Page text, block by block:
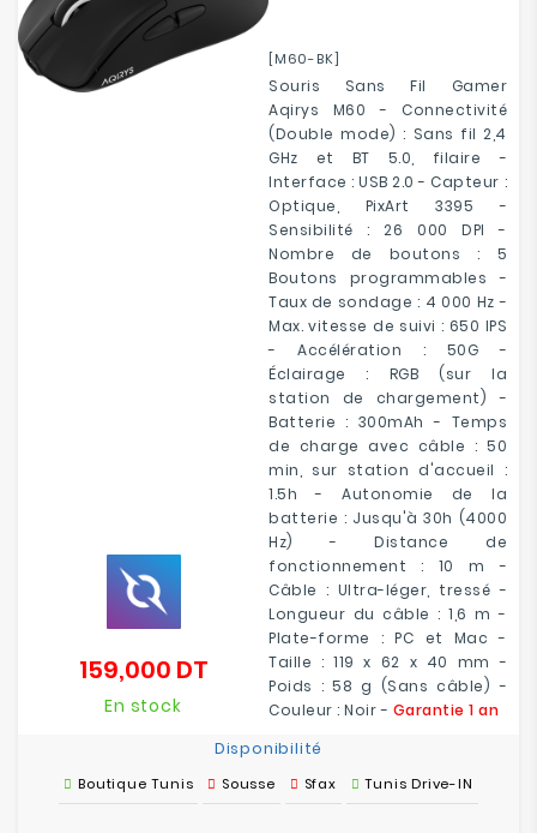
[M60-BK]
Souris Sans Fil Gamer
Aqirys M60 - Connectivité
(Double mode) : Sans fil 2,4
GHz et BT 5.0, filaire -
Interface : USB 2.0 - Capteur :
Optique, PixArt 3395 -
Sensibilité : 26 000 DPI -
Nombre de boutons : 5
Boutons programmables -
Taux de sondage : 4 000 Hz -
Max. vitesse de suivi : 650 IPS
- Accélération : 50G -
Éclairage : RGB (sur la
station de chargement) -
Batterie : 300mAh - Temps
de charge avec câble : 50
min, sur station d'accueil :
1.5h - Autonomie de la
batterie : Jusqu'à 30h (4000
Hz) - Distance de
fonctionnement : 10 m -
Câble : Ultra-léger, tressé -
Longueur du câble : 1,6 m -
Plate-forme : PC et Mac -
Taille : 119 x 62 x 40 mm -
Poids : 58 g (Sans câble) -
Couleur : Noir - Garantie 1 an
159,000 DTPrix
En stock
Disponibilité
Boutique Tunis Sousse Sfax Tunis Drive-IN